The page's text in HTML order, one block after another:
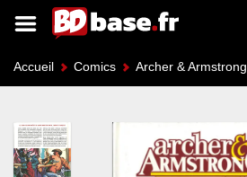
Accueil Comics Archer & Armstrong